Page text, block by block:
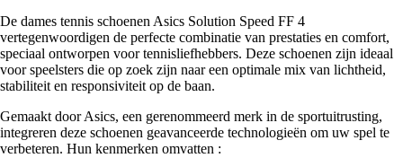
De dames tennis schoenen Asics Solution Speed FF 4
vertegenwoordigen de perfecte combinatie van prestaties en comfort,
speciaal ontworpen voor tennisliefhebbers. Deze schoenen zijn ideaal
voor speelsters die op zoek zijn naar een optimale mix van lichtheid,
stabiliteit en responsiviteit op de baan.
Gemaakt door Asics, een gerenommeerd merk in de sportuitrusting,
integreren deze schoenen geavanceerde technologieën om uw spel te
verbeteren. Hun kenmerken omvatten :